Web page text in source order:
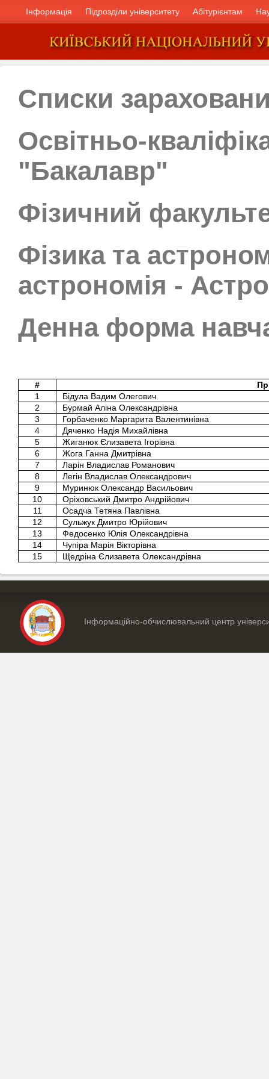
Інформація Підрозділи університету Абітурієнтам
Списки
Освітньо-
"Бакалавр"
Фізичний
Фізика та
астрономія -
Денна форма
#
1
Бідула Вадим Олегович
2
Бурмай Аліна Олександрівна
3
Горбаченко Маргарита Валентинівна
4
Дяченко Надія Михайлівна
5
Жиганюк Єлизавета Ігорівна
6
Жога Ганна Дмитрівна
7
Ларін Владислав Романович
8
Легін Владислав Олександрович
9
Муринюк Олександр Васильович
10
Оріховський Дмитро Андрійович
11
Осадча Тетяна Павлівна
12
Сульжук Дмитро Юрійович
13
Федосенко Юлія Олександрівна
14
Чупіра Марія Вікторівна
15
Щедріна Єлизавета Олександрівна
Інформаційно-обчислювальний центр